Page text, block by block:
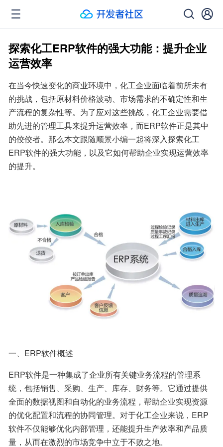
探索化工ERP软件的强大功能：提升企业
运营效率
在当今快速变化的商业环境中，化工企业面临着前所未有
的挑战，包括原材料价格波动、市场需求的不确定性和生
产流程的复杂性等。为了应对这些挑战，化工企业需要借
助先进的管理工具来提升运营效率，而ERP软件正是其中
的佼佼者。那么本文跟随顺景小编一起将深入探索化工
ERP软件的强大功能，以及它如何帮助企业实现运营效率
的提升。
一、ERP软件概述
ERP软件是一种集成了企业所有关键业务流程的管理系
统，包括销售、采购、生产、库存、财务等。它通过提供
全面的数据视图和自动化的业务流程，帮助企业实现资源
的优化配置和流程的协同管理。对于化工企业来说，ERP
软件不仅能够优化内部管理，还能提升生产效率和产品质
量，从而在激烈的市场竞争中立于不败之地。